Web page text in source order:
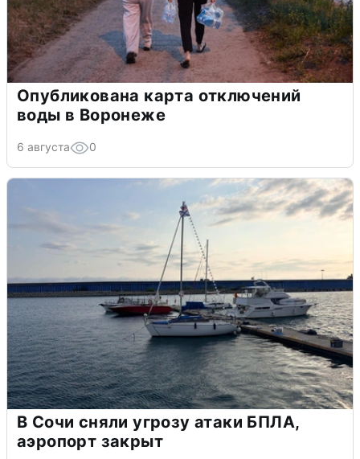
Опубликована карта отключений
воды в Воронеже
6 августа 0
В Сочи сняли угрозу атаки БПЛА,
аэропорт закрыт